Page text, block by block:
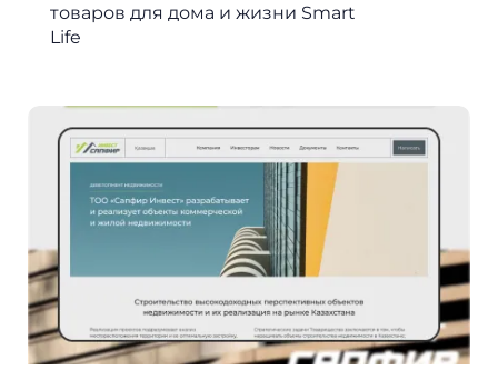
товаров для дома и жизни Smart
Life